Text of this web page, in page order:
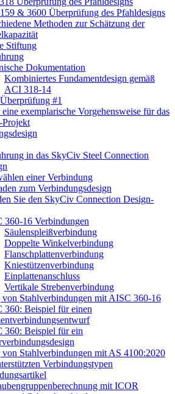
& 3600 Überprüfung des Pfahldesigns
Methoden zur Schätzung der
Stiftung
Dokumentation
Kombiniertes Fundamentdesign gemäß
ACI 318-14
#1
exemplarische Vorgehensweise für das
Projekt
in das SkyCiv Steel Connection
einer Verbindung
zum Verbindungsdesign
Sie den SkyCiv Connection Design-
360-16 Verbindungen
Säulenspleißverbindung
Doppelte Winkelverbindung
Flanschplattenverbindung
Kniestützenverbindung
Einplattenanschluss
Vertikale Strebenverbindung
von Stahlverbindungen mit AISC 360-16
360: Beispiel für einen
360: Beispiel für ein
von Stahlverbindungen mit AS 4100:2020
Verbindungstypen
mit ICOR